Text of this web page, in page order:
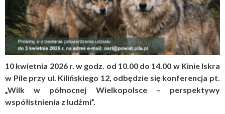
10 kwietnia 2026 r. w godz. od 10.00 do 14.00 w Kinie Iskra
w Pile przy ul. Kilińskiego 12, odbędzie się konferencja pt.
„Wilk w północnej Wielkopolsce – perspektywy
współistnienia z ludźmi”.